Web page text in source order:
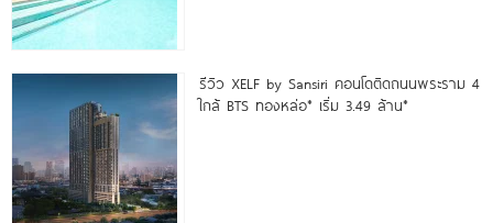
รีวิว XELF by Sansiri คอนโดติดถนนพระราม 4
ใกล้ BTS ทองหล่อ* เริ่ม 3.49 ล้าน*